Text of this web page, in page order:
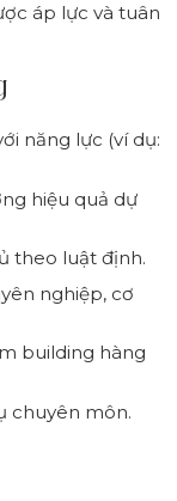
áp lực và tuân
năng lực (ví dụ:
hiệu quả dự
theo luật định.
nghiệp, cơ
building hàng
chuyên môn.